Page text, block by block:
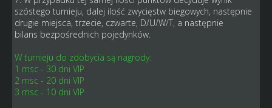
szóstego turnieju, dalej ilość zwycięstw biegowych, następnie
drugie miejsca, trzecie, czwarte, D/U/W/T, a następnie
bilans bezpośrednich pojedynków.
W turnieju do zdobycia są nagrody:
1 msc - 30 dni VIP
2 msc - 20 dni VIP
3 msc - 10 dni VIP